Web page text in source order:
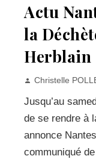
Actu
la
Herblain
Christelle
Jusqu’au
de se rendre à
annonce
communiqué